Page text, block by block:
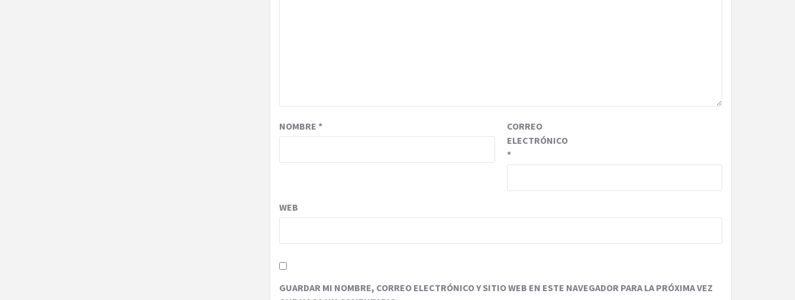
NOMBRE *
CORREO
ELECTRÓNICO
*
WEB
GUARDAR MI NOMBRE, CORREO ELECTRÓNICO Y SITIO WEB EN ESTE NAVEGADOR PARA LA PRÓXIMA VEZ